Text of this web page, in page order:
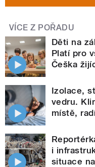
VÍCE Z POŘADU
Děti na
Platí pro
Češka
Izolace,
vedru.
místě,
i
situace